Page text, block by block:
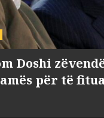
Doshi
për të